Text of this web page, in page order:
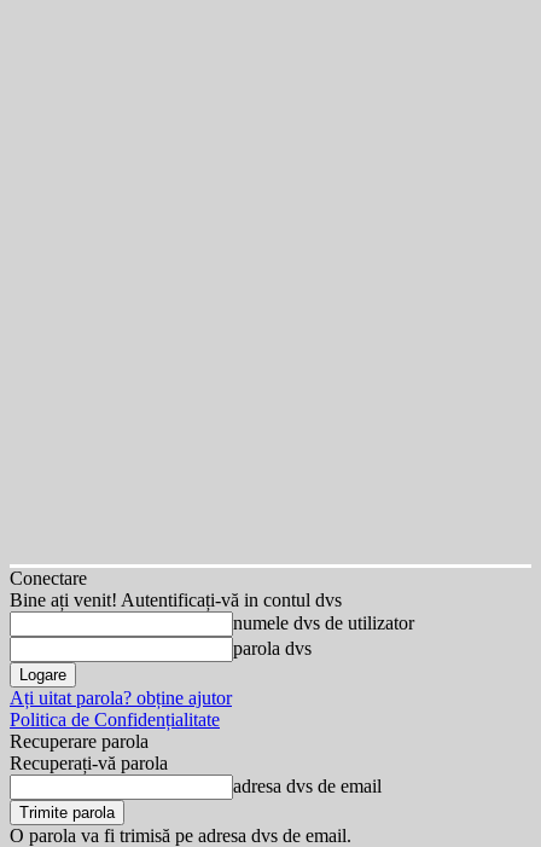
Conectare
Bine ați venit! Autentificați-vă in contul dvs
numele dvs de utilizator
parola dvs
Ați uitat parola? obține ajutor
Politica de Confidențialitate
Recuperare parola
Recuperați-vă parola
adresa dvs de email
O parola va fi trimisă pe adresa dvs de email.